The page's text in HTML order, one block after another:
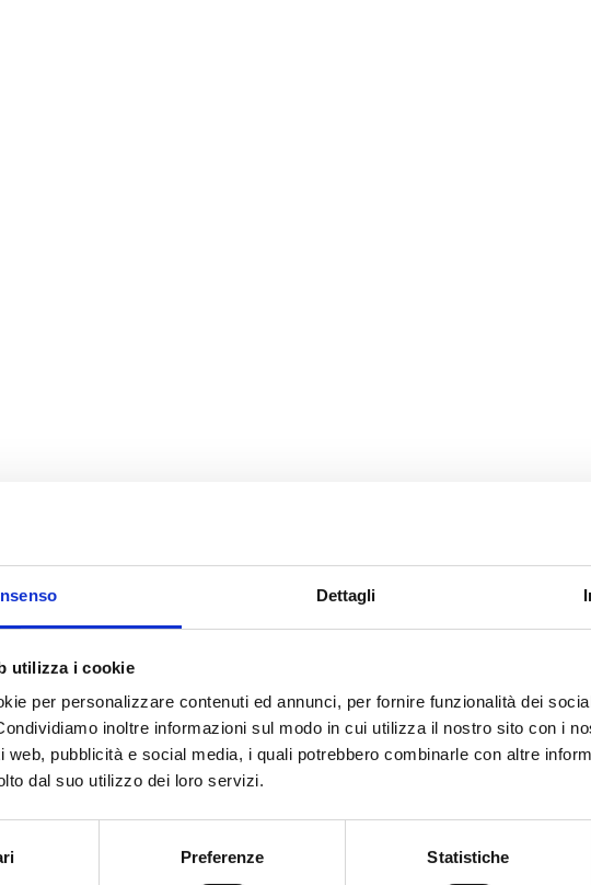
Dettagli
utilizza i cookie
per personalizzare contenuti ed annunci, per fornire funzionalità dei
inoltre informazioni sul modo in cui utilizza il nostro sito con i
web, pubblicità e social media, i quali potrebbero combinarle con altre
dal suo utilizzo dei loro servizi.
Preferenze Statistiche